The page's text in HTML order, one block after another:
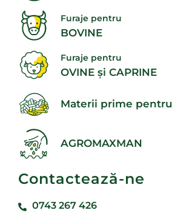
Furaje pentru
BOVINE
Furaje pentru
OVINE și CAPRINE
Materii prime
AGROMAXMAN
Contactează-ne
0743 267 426